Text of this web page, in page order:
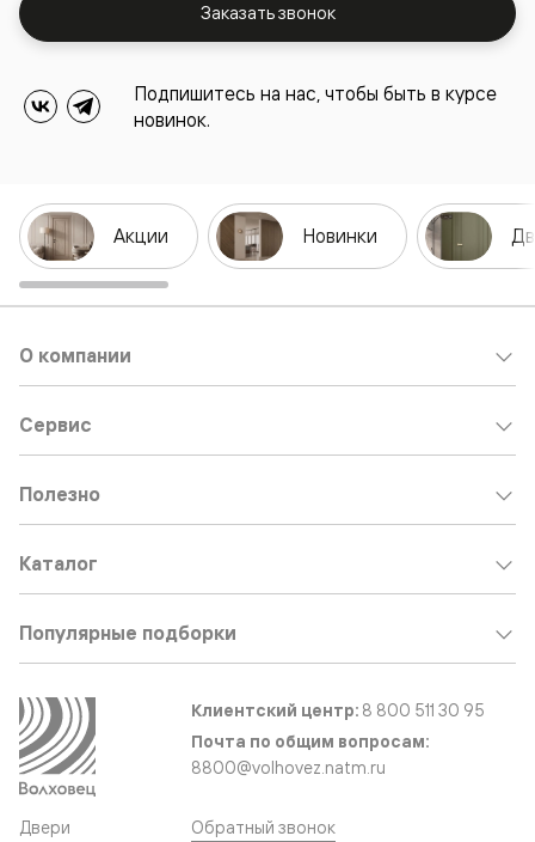
Заказать звонок
Подпишитесь на нас, чтобы быть в курсе
новинок.
Акции Новинки
Двери
О компании
Сервис
Полезно
Каталог
Популярные подборки
Клиентский центр: 8 800 511 30 95
Почта по общим вопросам:
8800@volhovez.natm.ru
Обратный звонок